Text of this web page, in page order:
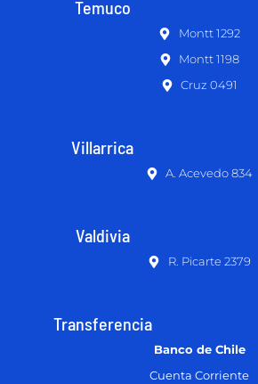
Temuco
Montt 1292
Montt 1198
Cruz 0491
Villarrica
A. Acevedo 834
Valdivia
R. Picarte 2379
Transferencia
Banco de Chile
Cuenta Corriente